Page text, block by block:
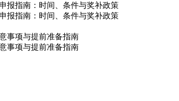
报指南：时间、条件与奖补政策
报指南：时间、条件与奖补政策
事项与提前准备指南
事项与提前准备指南